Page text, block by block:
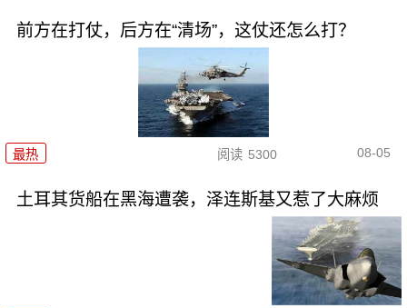
前方在打仗，后方在“清场”，这仗还怎么打？
最热 阅读 5300 08-05
土耳其货船在黑海遭袭，泽连斯基又惹了大麻烦